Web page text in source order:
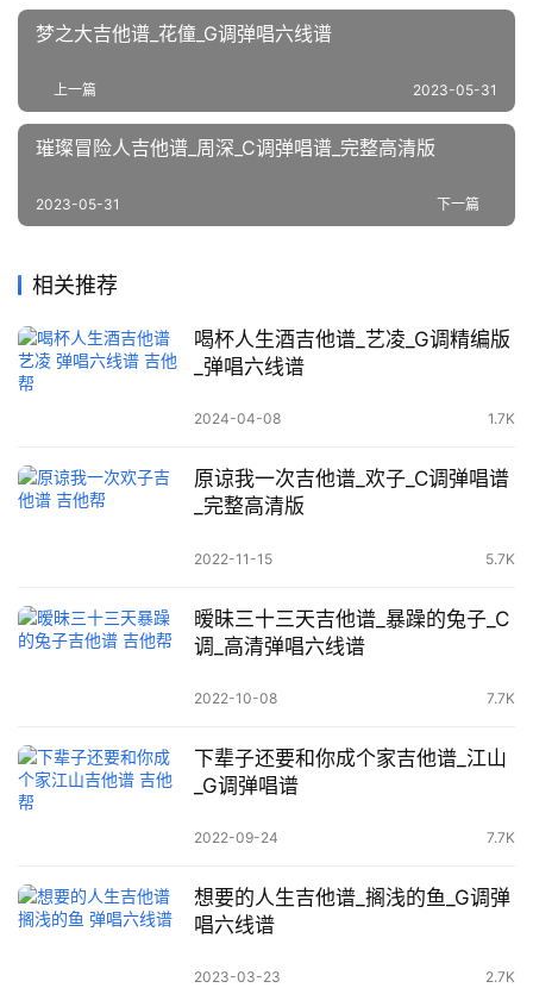
梦之大吉他谱_花僮_G调弹唱六线谱
上一篇 2023-05-31
璀璨冒险人吉他谱_周深_C调弹唱谱_完整高清版
下一篇
2023-05-31
相关推荐
喝杯人生酒吉他谱_艺凌_G调精编版
_弹唱六线谱
2024-04-08 1.7K
原谅我一次吉他谱_欢子_C调弹唱谱
_完整高清版
2022-11-15 5.7K
暧昧三十三天吉他谱_暴躁的兔子_C
调_高清弹唱六线谱
2022-10-08 7.7K
下辈子还要和你成个家吉他谱_江山
_G调弹唱谱
2022-09-24 7.7K
想要的人生吉他谱_搁浅的鱼_G调弹
唱六线谱
2023-03-23 2.7K